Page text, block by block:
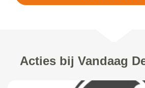
Acties bij Vandaag